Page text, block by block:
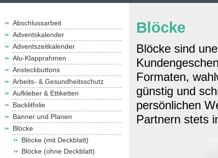
Abschlussarbeit
Adventskalender
Adventszeitkalender
Alu-Klapprahmen
Ansteckbuttons
Arbeits- & Gesundheitsschutz
Aufkleber & Ettiketten
Backlitfolie
Banner und Planen
Blöcke
Blöcke (mit Deckblatt)
Blöcke (ohne Deckblatt)
Blöcke
Blöcke sind
Formaten,
günstig und
persönlichen
Partnern stets